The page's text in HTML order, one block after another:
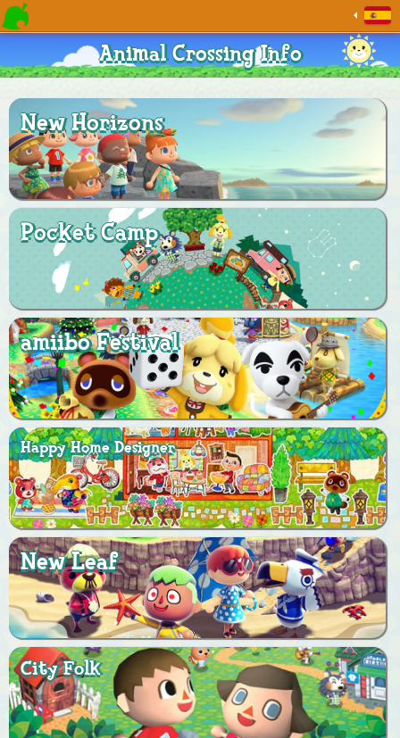
Animal Crossing Info
New Horizons
Pocket Camp
amiibo Festival
Happy Home Designer
New Leaf
City Folk